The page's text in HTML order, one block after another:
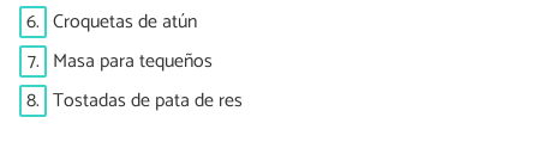
6. Croquetas de atún
7. Masa para tequeños
8. Tostadas de pata de res